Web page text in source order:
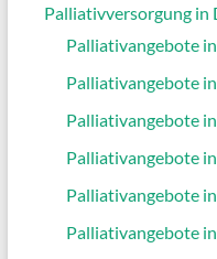
Palliativversorgung in
Palliativangebote
Palliativangebote
Palliativangebote
Palliativangebote
Palliativangebote
Palliativangebote